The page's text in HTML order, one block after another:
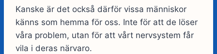
Kanske är det också därför vissa människor
känns som hemma för oss. Inte för att de löser
våra problem, utan för att vårt nervsystem får
vila i deras närvaro.